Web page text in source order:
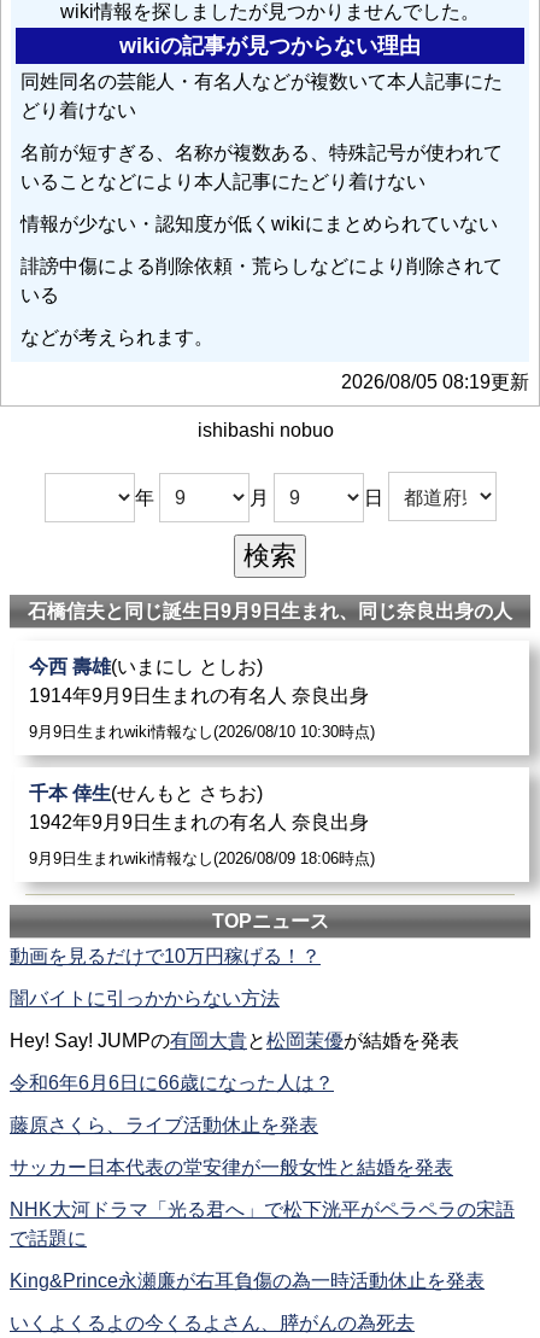
wiki情報を探しましたが見つかりませんでした。
wikiの記事が見つからない理由
同姓同名の芸能人・有名人などが複数いて本人記事にた
どり着けない
名前が短すぎる、名称が複数ある、特殊記号が使われて
いることなどにより本人記事にたどり着けない
情報が少ない・認知度が低くwikiにまとめられていない
誹謗中傷による削除依頼・荒らしなどにより削除されて
いる
などが考えられます。
2026/08/05 08:19更新
ishibashi nobuo
年 月 日
石橋信夫と同じ誕生日9月9日生まれ、同じ奈良出身の人
今西 壽雄(いまにし としお)
1914年9月9日生まれの有名人 奈良出身
9月9日生まれwiki情報なし(2026/08/10 10:30時点)
千本 倖生(せんもと さちお)
1942年9月9日生まれの有名人 奈良出身
9月9日生まれwiki情報なし(2026/08/09 18:06時点)
TOPニュース
動画を見るだけで10万円稼げる！？
闇バイトに引っかからない方法
Hey! Say! JUMPの有岡大貴と松岡茉優が結婚を発表
令和6年6月6日に66歳になった人は？
藤原さくら、ライブ活動休止を発表
サッカー日本代表の堂安律が一般女性と結婚を発表
NHK大河ドラマ「光る君へ」で松下洸平がペラペラの宋語
で話題に
King&Prince永瀬廉が右耳負傷の為一時活動休止を発表
いくよくるよの今くるよさん、膵がんの為死去